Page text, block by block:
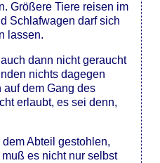
Größere Tiere reisen im
Schlafwagen darf sich
lassen.
dann nicht geraucht
nichts dagegen
auf dem Gang des
erlaubt, es sei denn,
Abteil gestohlen,
es nicht nur selbst